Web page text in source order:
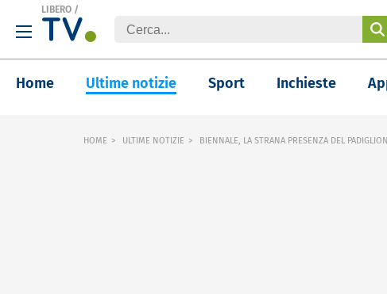
LIBERO /
Home Ultime notizie Sport Inchieste
HOME ULTIME NOTIZIE BIENNALE, LA STRANA PRESENZA DEL